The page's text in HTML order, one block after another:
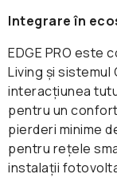
Integrare în
EDGE PRO este
Living și sistemul
interacțiunea
pentru un
pierderi minime
pentru rețele
instalații